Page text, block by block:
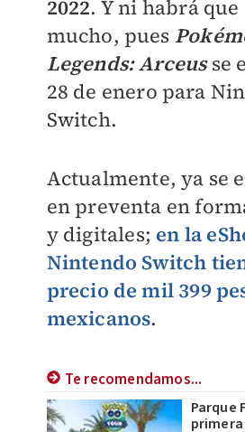
2022. Y ni habrá
mucho, pues
Legends: Arceusse
28 de enero para
Switch.
Actualmente, ya se
en preventa en
y digitales; en la
Nintendo Switch
precio de mil 399
mexicanos.
Te recomendamos...
Parque